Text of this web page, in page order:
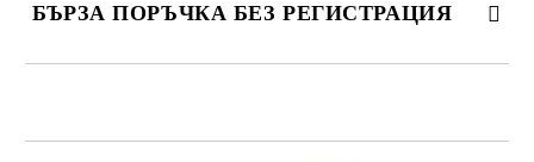
БЪРЗА ПОРЪЧКА БЕЗ РЕГИСТРАЦИЯ